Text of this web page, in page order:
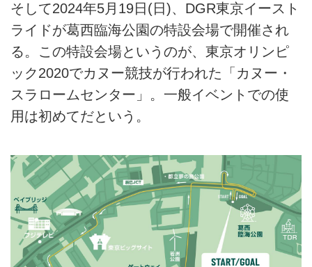
そして2024年5月19日(日)、DGR東京イースト
ライドが葛西臨海公園の特設会場で開催され
る。この特設会場というのが、東京オリンピ
ック2020でカヌー競技が行われた「カヌー・
スラロームセンター」。一般イベントでの使
用は初めてだという。